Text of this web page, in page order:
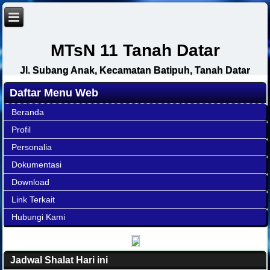
MTsN 11 Tanah Datar
Jl. Subang Anak, Kecamatan Batipuh, Tanah Datar
Daftar Menu Web
Beranda
Profil
Personalia
Dokumentasi
Download
Link Terkait
Hubungi Kami
Jadwal Shalat Hari ini